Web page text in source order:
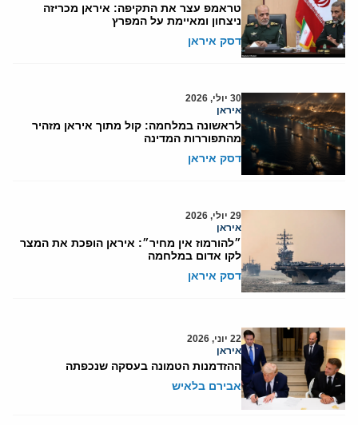
טראמפ עצר את התקיפה: איראן מכריזה
ניצחון ומאיימת על המפרץ
דסק איראן
30 יולי, 2026
איראן
לראשונה במלחמה: קול מתוך איראן מזהיר
מהתפוררות המדינה
דסק איראן
29 יולי, 2026
איראן
״להורמוז אין מחיר״: איראן הופכת את המצר
לקו אדום במלחמה
דסק איראן
22 יוני, 2026
איראן
ההזדמנות הטמונה בעסקה שנכפתה
אבירם בלאיש